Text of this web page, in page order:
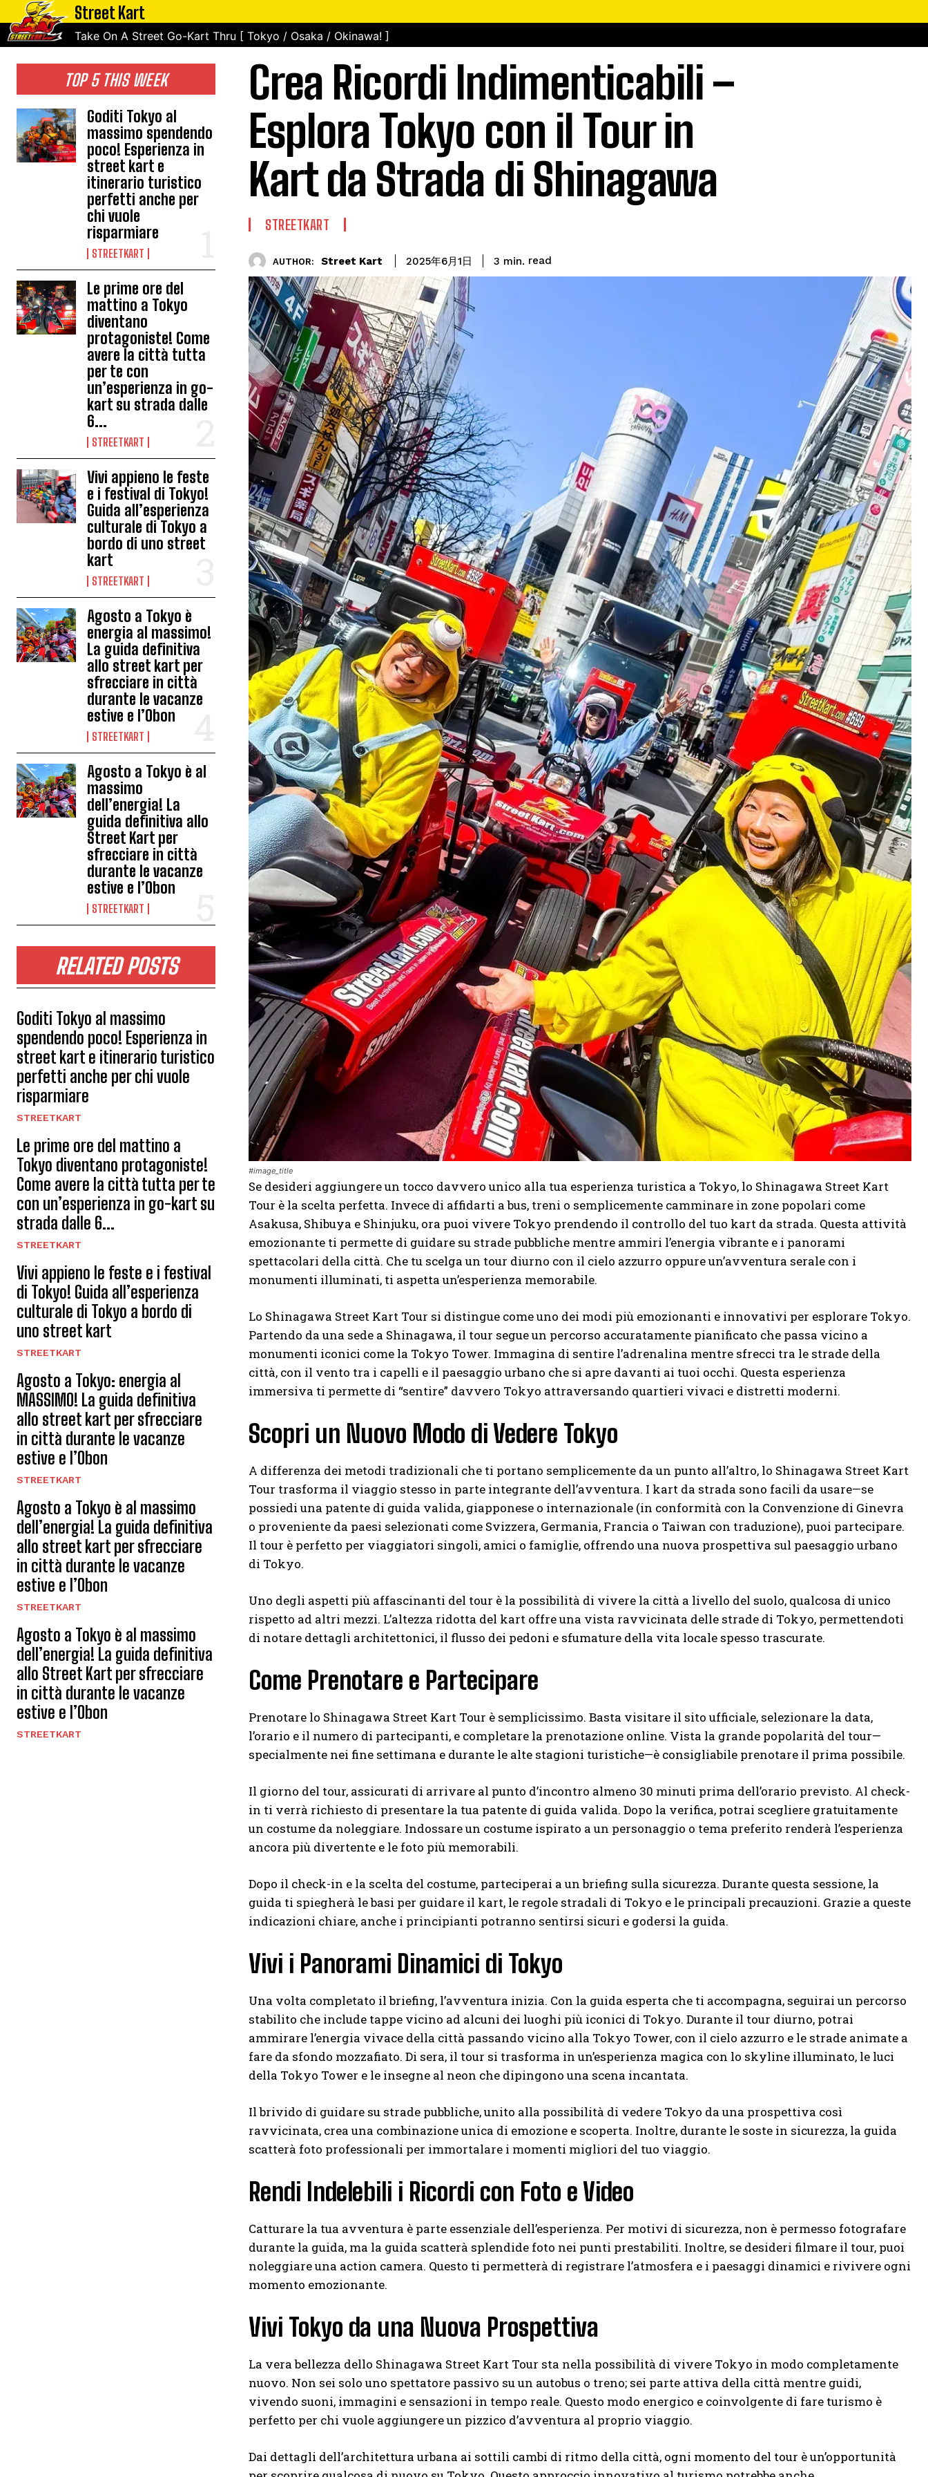
Street Kart
Take On A Street Go-Kart Thru [ Tokyo / Osaka / Okinawa! ]
TOP 5 THIS WEEK
Goditi Tokyo al
massimo spendendo
poco! Esperienza in
street kart e
itinerario turistico
perfetti anche per
chi vuole
risparmiare
STREETKART
Le prime ore del
mattino a Tokyo
diventano
protagoniste! Come
avere la città tutta
per te con
un’esperienza in go-
kart su strada dalle
6...
STREETKART
Vivi appieno le feste
e i festival di Tokyo!
Guida all’esperienza
culturale di Tokyo a
bordo di uno street
kart
STREETKART
Agosto a Tokyo è
energia al massimo!
La guida definitiva
allo street kart per
sfrecciare in città
durante le vacanze
estive e l’Obon
STREETKART
Agosto a Tokyo è al
massimo
dell’energia! La
guida definitiva allo
Street Kart per
sfrecciare in città
durante le vacanze
estive e l’Obon
STREETKART
RELATED POSTS
Goditi Tokyo al massimo
spendendo poco! Esperienza in
street kart e itinerario turistico
perfetti anche per chi vuole
risparmiare
STREETKART
Le prime ore del mattino a
Tokyo diventano protagoniste!
Come avere la città tutta per te
con un’esperienza in go-kart su
strada dalle 6...
STREETKART
Vivi appieno le feste e i festival
di Tokyo! Guida all’esperienza
culturale di Tokyo a bordo di
uno street kart
STREETKART
Agosto a Tokyo: energia al
MASSIMO! La guida definitiva
allo street kart per sfrecciare
in città durante le vacanze
estive e l’Obon
STREETKART
Agosto a Tokyo è al massimo
dell’energia! La guida definitiva
allo street kart per sfrecciare
in città durante le vacanze
estive e l’Obon
STREETKART
Agosto a Tokyo è al massimo
dell’energia! La guida definitiva
allo Street Kart per sfrecciare
in città durante le vacanze
estive e l’Obon
STREETKART
Crea Ricordi Indimenticabili –
Esplora Tokyo con il Tour in
Kart da Strada di Shinagawa
STREETKART
AUTHOR: Street Kart 2025年6月1日 3 min. read
#image_title
Se desideri aggiungere un tocco davvero unico alla tua esperienza turistica a Tokyo, lo Shinagawa Street Kart
Tour è la scelta perfetta. Invece di affidarti a bus, treni o semplicemente camminare in zone popolari come
Asakusa, Shibuya e Shinjuku, ora puoi vivere Tokyo prendendo il controllo del tuo kart da strada. Questa attività
emozionante ti permette di guidare su strade pubbliche mentre ammiri l’energia vibrante e i panorami
spettacolari della città. Che tu scelga un tour diurno con il cielo azzurro oppure un’avventura serale con i
monumenti illuminati, ti aspetta un’esperienza memorabile.
Lo Shinagawa Street Kart Tour si distingue come uno dei modi più emozionanti e innovativi per esplorare Tokyo.
Partendo da una sede a Shinagawa, il tour segue un percorso accuratamente pianificato che passa vicino a
monumenti iconici come la Tokyo Tower. Immagina di sentire l’adrenalina mentre sfrecci tra le strade della
città, con il vento tra i capelli e il paesaggio urbano che si apre davanti ai tuoi occhi. Questa esperienza
immersiva ti permette di “sentire” davvero Tokyo attraversando quartieri vivaci e distretti moderni.
Scopri un Nuovo Modo di Vedere Tokyo
A differenza dei metodi tradizionali che ti portano semplicemente da un punto all’altro, lo Shinagawa Street Kart
Tour trasforma il viaggio stesso in parte integrante dell’avventura. I kart da strada sono facili da usare—se
possiedi una patente di guida valida, giapponese o internazionale (in conformità con la Convenzione di Ginevra
o proveniente da paesi selezionati come Svizzera, Germania, Francia o Taiwan con traduzione), puoi partecipare.
Il tour è perfetto per viaggiatori singoli, amici o famiglie, offrendo una nuova prospettiva sul paesaggio urbano
di Tokyo.
Uno degli aspetti più affascinanti del tour è la possibilità di vivere la città a livello del suolo, qualcosa di unico
rispetto ad altri mezzi. L’altezza ridotta del kart offre una vista ravvicinata delle strade di Tokyo, permettendoti
di notare dettagli architettonici, il flusso dei pedoni e sfumature della vita locale spesso trascurate.
Come Prenotare e Partecipare
Prenotare lo Shinagawa Street Kart Tour è semplicissimo. Basta visitare il sito ufficiale, selezionare la data,
l’orario e il numero di partecipanti, e completare la prenotazione online. Vista la grande popolarità del tour—
specialmente nei fine settimana e durante le alte stagioni turistiche—è consigliabile prenotare il prima possibile.
Il giorno del tour, assicurati di arrivare al punto d’incontro almeno 30 minuti prima dell’orario previsto. Al check-
in ti verrà richiesto di presentare la tua patente di guida valida. Dopo la verifica, potrai scegliere gratuitamente
un costume da noleggiare. Indossare un costume ispirato a un personaggio o tema preferito renderà l’esperienza
ancora più divertente e le foto più memorabili.
Dopo il check-in e la scelta del costume, parteciperai a un briefing sulla sicurezza. Durante questa sessione, la
guida ti spiegherà le basi per guidare il kart, le regole stradali di Tokyo e le principali precauzioni. Grazie a queste
indicazioni chiare, anche i principianti potranno sentirsi sicuri e godersi la guida.
Vivi i Panorami Dinamici di Tokyo
Una volta completato il briefing, l’avventura inizia. Con la guida esperta che ti accompagna, seguirai un percorso
stabilito che include tappe vicino ad alcuni dei luoghi più iconici di Tokyo. Durante il tour diurno, potrai
ammirare l’energia vivace della città passando vicino alla Tokyo Tower, con il cielo azzurro e le strade animate a
fare da sfondo mozzafiato. Di sera, il tour si trasforma in un’esperienza magica con lo skyline illuminato, le luci
della Tokyo Tower e le insegne al neon che dipingono una scena incantata.
Il brivido di guidare su strade pubbliche, unito alla possibilità di vedere Tokyo da una prospettiva così
ravvicinata, crea una combinazione unica di emozione e scoperta. Inoltre, durante le soste in sicurezza, la guida
scatterà foto professionali per immortalare i momenti migliori del tuo viaggio.
Rendi Indelebili i Ricordi con Foto e Video
Catturare la tua avventura è parte essenziale dell’esperienza. Per motivi di sicurezza, non è permesso fotografare
durante la guida, ma la guida scatterà splendide foto nei punti prestabiliti. Inoltre, se desideri filmare il tour, puoi
noleggiare una action camera. Questo ti permetterà di registrare l’atmosfera e i paesaggi dinamici e rivivere ogni
momento emozionante.
Vivi Tokyo da una Nuova Prospettiva
La vera bellezza dello Shinagawa Street Kart Tour sta nella possibilità di vivere Tokyo in modo completamente
nuovo. Non sei solo uno spettatore passivo su un autobus o treno; sei parte attiva della città mentre guidi,
vivendo suoni, immagini e sensazioni in tempo reale. Questo modo energico e coinvolgente di fare turismo è
perfetto per chi vuole aggiungere un pizzico d’avventura al proprio viaggio.
Dai dettagli dell’architettura urbana ai sottili cambi di ritmo della città, ogni momento del tour è un’opportunità